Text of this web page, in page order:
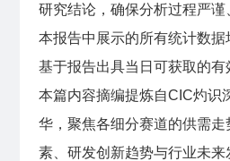
研究结论，确保分析过程严谨
本报告中展示的所有统计数
基于报告出具当日可获取的有
本篇内容摘编提炼自CIC灼识
华，聚焦各细分赛道的供需走
素、研发创新趋势与行业未来